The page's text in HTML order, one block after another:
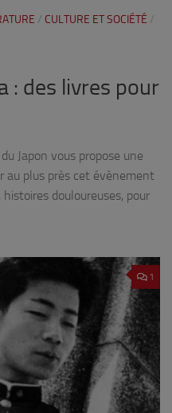
/ CULTURE ET SOCIÉTÉ /
: des livres pour
Japon vous propose une
au plus près cet évènement
douloureuses, pour
1